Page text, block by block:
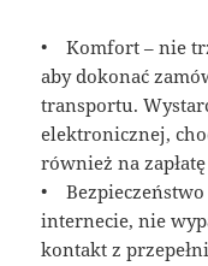
• Komfort – nie
aby dokonać
transportu.
elektronicznej,
również na
•
internecie, nie
kontakt z